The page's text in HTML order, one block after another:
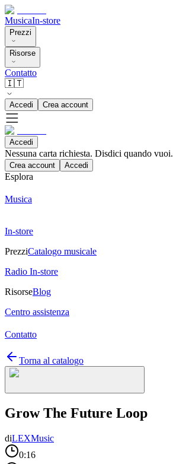
MusicaIn-store
Prezzi
Risorse
Contatto
🇮🇹
Accedi Crea account
Accedi
Nessuna carta richiesta. Disdici quando vuoi.
Crea account Accedi
Esplora
Musica
In-store
PrezziCatalogo musicale
Radio In-store
RisorseBlog
Centro assistenza
Contatto
Torna al catalogo
Grow The Future Loop
diLEXMusic
0:16